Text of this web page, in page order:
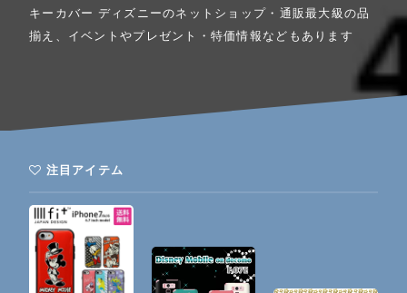
キーカバー ディズニーのネットショップ・通販最大級の品
揃え、イベントやプレゼント・特価情報などもあります
注目アイテム